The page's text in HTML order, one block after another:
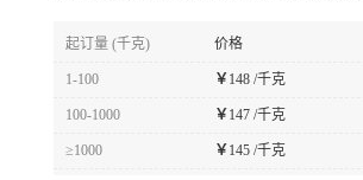
起订量 (千克) 价格
1-100 ￥ 148 /千克
100-1000 ￥ 147 /千克
≥1000 ￥ 145 /千克